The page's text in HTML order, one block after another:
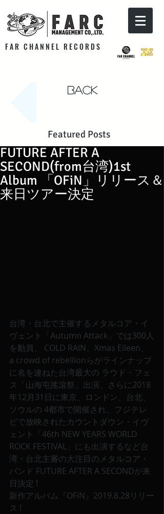
F A R C H A N N E L R E C O R D S
Back
Featured Posts
FUTURE AFTER A
SECOND(from台湾)1st
Album 「OFiN」リリース＆
来日ツアー決定
台湾・台北で主催するメタルコア・イ
ヴェント「Autumn Attack」では300人
を動員、 COLD RAIN、Xmas Eileen、
a crowd of rebellionらがラインナップ
に名を連ねた台湾最大の ラウド・フェ
ス「山海屯搖滾祭」出演、さらに2018
年12月31日に東京、ロンドン、台北、
ソウルの 4都市で開催され、フジテレ
ビで放映されたカウントダウン・イヴ
ェント「46th NEW YEARS WORLD
ROCK FESTIVAL」にも出演するなど台
湾・台北主審の大注目のメタルコア・
バンド FUTURE AFTER A SECONDが来
日決定 !
新作アルバム『OFiN』2019.8.28リリー
ス !